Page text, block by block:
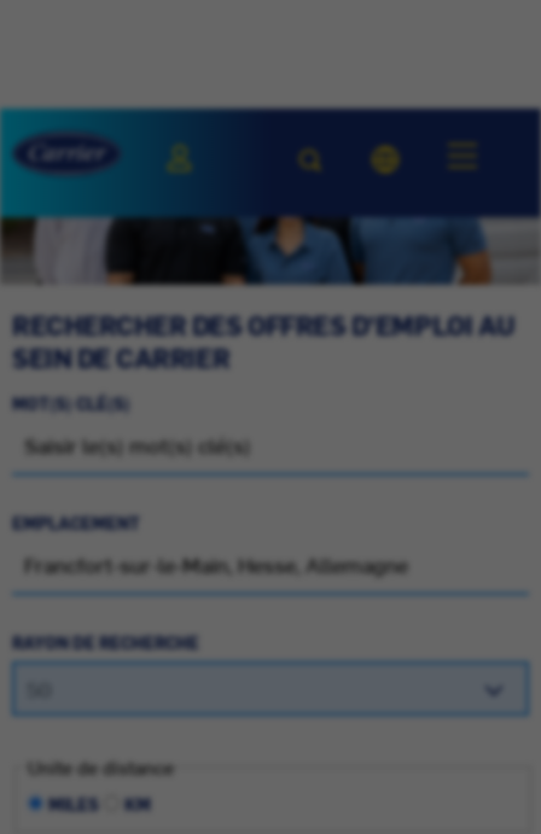
RECHERCHER DES OFFRES D'EMPLOI AU
SEIN DE CARRIER
MOT(S) CLÉ(S)
EMPLACEMENT
RAYON DE RECHERCHE
Unite de distance
MILES KM